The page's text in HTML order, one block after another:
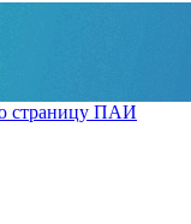
страницу ПАИ